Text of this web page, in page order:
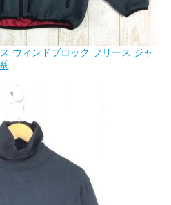
ス ウィンドブロック フリース ジャ